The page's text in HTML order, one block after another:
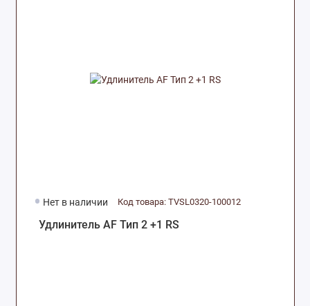
Нет в наличии Код товара: TVSL0320-100012
Удлинитель AF Тип 2 +1 RS